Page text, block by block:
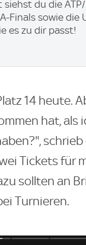
siehst du die
Finals sowie die
es zu dir passt!
14 heute.
hat,
Tickets für
sollten an
Turnieren.